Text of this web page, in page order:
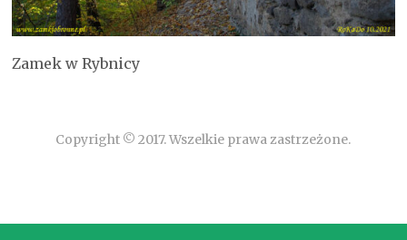
Zamek w Rybnicy
Copyright © 2017. Wszelkie prawa zastrzeżone.